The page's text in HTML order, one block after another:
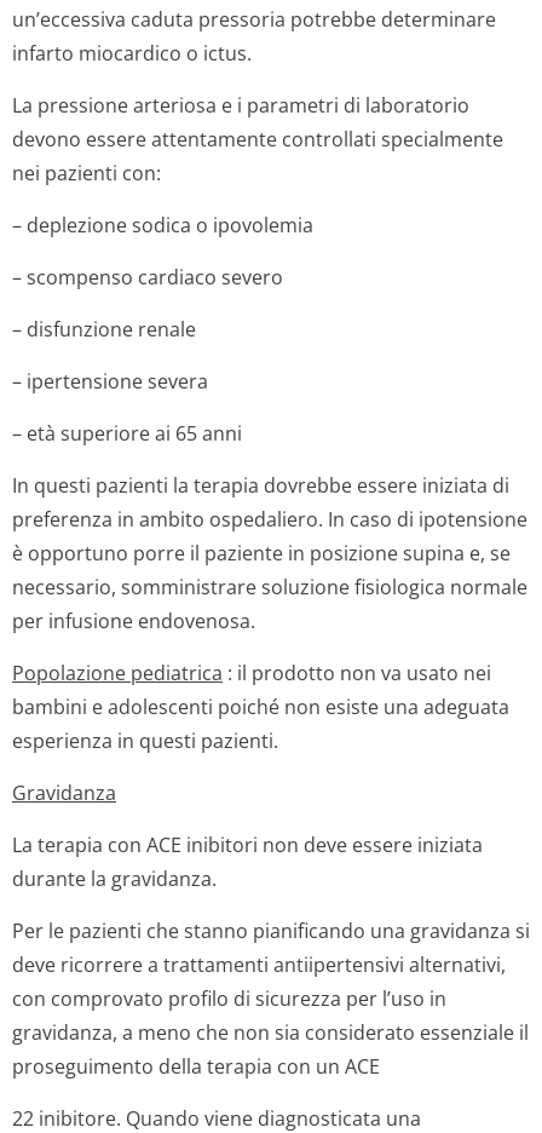
un’eccessiva caduta pressoria potrebbe determinare
infarto miocardico o ictus.
La pressione arteriosa e i parametri di laboratorio
devono essere attentamente controllati specialmente
nei pazienti con:
– deplezione sodica o ipovolemia
– scompenso cardiaco severo
– disfunzione renale
– ipertensione severa
– età superiore ai 65 anni
In questi pazienti la terapia dovrebbe essere iniziata di
preferenza in ambito ospedaliero. In caso di ipotensione
è opportuno porre il paziente in posizione supina e, se
necessario, somministrare soluzione fisiologica normale
per infusione endovenosa.
Popolazione pediatrica : il prodotto non va usato nei
bambini e adolescenti poiché non esiste una adeguata
esperienza in questi pazienti.
Gravidanza
La terapia con ACE inibitori non deve essere iniziata
durante la gravidanza.
Per le pazienti che stanno pianificando una gravidanza si
deve ricorrere a trattamenti antiipertensivi alternativi,
con comprovato profilo di sicurezza per l’uso in
gravidanza, a meno che non sia considerato essenziale il
proseguimento della terapia con un ACE
22 inibitore. Quando viene diagnosticata una